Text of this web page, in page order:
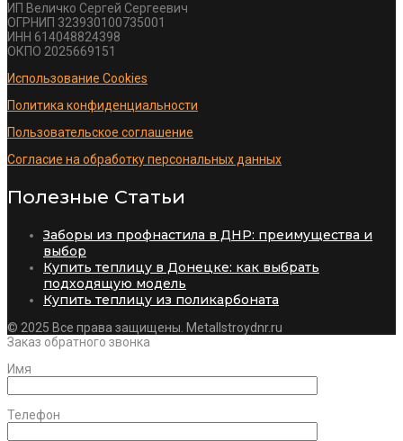
ИП Величко Сергей Сергеевич
ОГРНИП 323930100735001
ИНН 614048824398
ОКПО 2025669151
Использование Cookies
Политика конфиденциальности
Пользовательское соглашение
Согласие на обработку персональных данных
Полезные Статьи
Заборы из профнастила в ДНР: преимущества и
выбор
Купить теплицу в Донецке: как выбрать
подходящую модель
Купить теплицу из поликарбоната
© 2025 Все права защищены. Metallstroydnr.ru
Заказ обратного звонка
Имя
Телефон